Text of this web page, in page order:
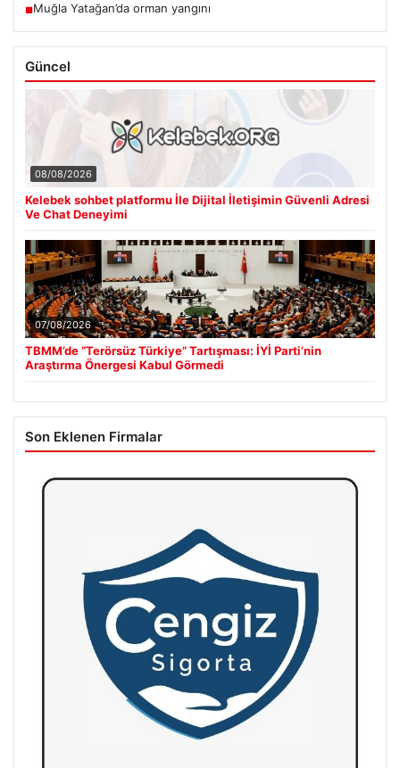
■Muğla Yatağan’da orman yangını
Güncel
08/08/2026
Kelebek sohbet platformu İle Dijital İletişimin Güvenli Adresi
Ve Chat Deneyimi
07/08/2026
TBMM’de “Terörsüz Türkiye” Tartışması: İYİ Parti’nin
Araştırma Önergesi Kabul Görmedi
Son Eklenen Firmalar